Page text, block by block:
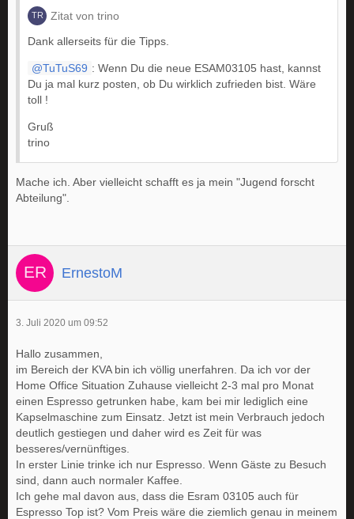
Zitat von trino
Dank allerseits für die Tipps.
TuTuS69 : Wenn Du die neue ESAM03105 hast, kannst
Du ja mal kurz posten, ob Du wirklich zufrieden bist. Wäre
toll !
Gruß
trino
Mache ich. Aber vielleicht schafft es ja mein "Jugend forscht
Abteilung".
ErnestoM
3. Juli 2020 um 09:52
Hallo zusammen,
im Bereich der KVA bin ich völlig unerfahren. Da ich vor der
Home Office Situation Zuhause vielleicht 2-3 mal pro Monat
einen Espresso getrunken habe, kam bei mir lediglich eine
Kapselmaschine zum Einsatz. Jetzt ist mein Verbrauch jedoch
deutlich gestiegen und daher wird es Zeit für was
besseres/vernünftiges.
In erster Linie trinke ich nur Espresso. Wenn Gäste zu Besuch
sind, dann auch normaler Kaffee.
Ich gehe mal davon aus, dass die Esram 03105 auch für
Espresso Top ist? Vom Preis wäre die ziemlich genau in meinem